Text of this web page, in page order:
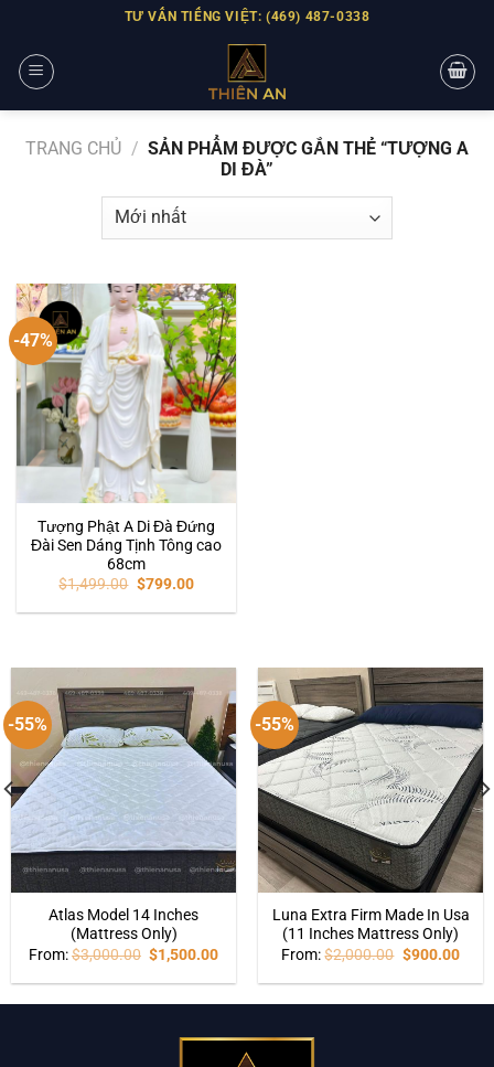
content
TƯ VẤN TIẾNG VIỆT: (469) 487-0338
TRANG CHỦ / SẢN PHẨM ĐƯỢC GẮN THẺ “TƯỢNG A
DI ĐÀ”
-47%
Tượng Phật A Di Đà Đứng
Đài Sen Dáng Tịnh Tông cao
68cm
$1,499.00 $799.00
-55%
Atlas Model 14 Inches
(Mattress Only)
From:$3,000.00 $1,500.00
-55%
Luna Extra Firm Made In Usa
(11 Inches Mattress Only)
From: $2,000.00 $900.00